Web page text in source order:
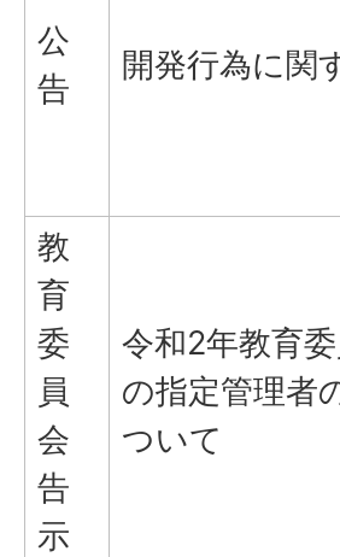
公
告
開発行為に関
教
育
委
員
会
告
示
令和2年教育
の指定管理者
ついて